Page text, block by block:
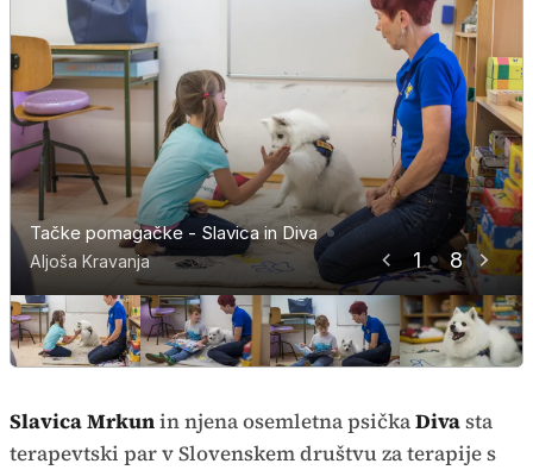
1 8
Tačke pomagačke - Slavica in Diva
Aljoša Kravanja
Tačke pomagačke - Slavica in Diva
Aljoša Kravanja
Tačke pomagačke - Slavica in Diva
Aljoša Kravanja
Tačke pomagačke - Slavica in Diva
Aljoša Kravanja
Tačke pomagačke - Slavica in Diva
Aljoša Kravanja
Tačke pomagačke - Slavica in Diva
Aljoša Kravanja
Slavica Mrkun in Diva
Aljoša Kravanja
specialna pedagoginja Helena
Kokot Bujanović
Aljoša Kravanja
Slavica Mrkunin njena osemletna psičkaDivasta
terapevtski par v Slovenskem društvu za terapije s